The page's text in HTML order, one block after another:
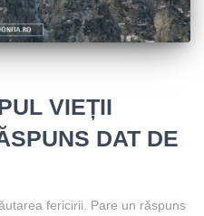
VIEȚII
DAT DE
fericirii. Pare un răspuns